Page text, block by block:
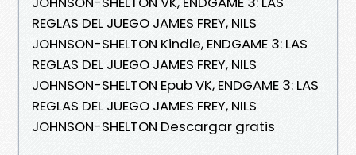
REGLAS DEL JUEGO JAMES FREY, NILS
JOHNSON-SHELTON Kindle, ENDGAME 3: LAS
REGLAS DEL JUEGO JAMES FREY, NILS
JOHNSON-SHELTON Epub VK, ENDGAME 3: LAS
REGLAS DEL JUEGO JAMES FREY, NILS
JOHNSON-SHELTON Descargar gratis